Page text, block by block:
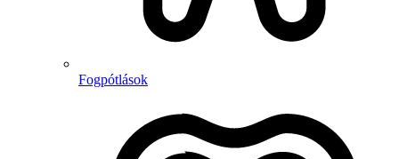
Fogpótlások